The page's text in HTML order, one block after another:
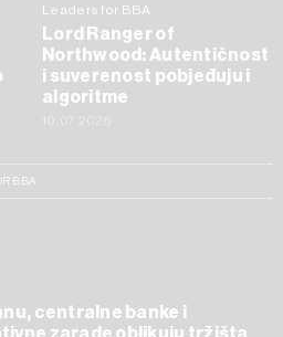
Leaders for BBA
Lord Ranger of
Northwood: Autentičnost
i suverenost pobjeđuju i
algoritme
BBA
centralne banke i
zarade oblikuju tržišta